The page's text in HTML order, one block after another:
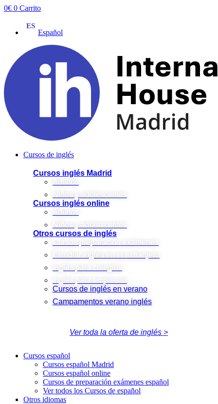
Ir
contenido
0€ 0 Carrito
Español
Cursos de inglés
Cursos inglés Madrid
Adultos
Niños y adolescentes
Cursos inglés online
Adultos
Niños y adolescentes
Otros cursos de inglés
Cursos preparación exámenes
Estudiar inglés en el extranjero
Inglés para colegios
Inglés para empresas
Cursos de inglés en verano
Campamentos verano inglés
Ver toda la oferta de inglés >
Cursos español
Cursos español Madrid
Cursos español online
Cursos de preparación exámenes español
Ver todos los Cursos de español
Otros idiomas